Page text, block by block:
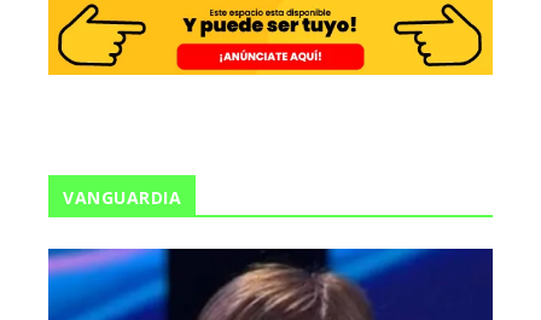
VANGUARDIA